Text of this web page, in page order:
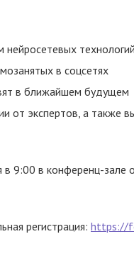
нейросетевых технологий
в соцсетях
в ближайшем будущем
от экспертов, а также
9:00 в конференц-зале
регистрация: https://